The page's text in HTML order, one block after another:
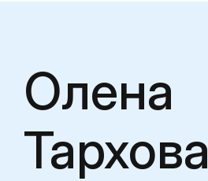
Олена
Тархова